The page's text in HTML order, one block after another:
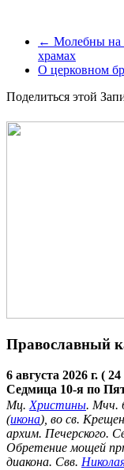
← Молебны на
храмах
О церковном
Поделиться этой
Православный
6 августа 2026 г. (
Седмица 10-я по
Мц. Христины. Мчч.
(икона), во св.
архим. Печерского.
Обретение мощей
диакона. Свв.